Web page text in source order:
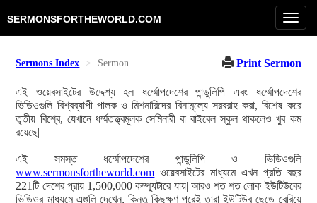
SERMONSFORTHEWORLD.COM
Sermons Index Sermon Print Sermon
এই ওয়েবসাইটের উদ্দেশ্য হল ধর্ম্মোপদেশের পান্ডুলিপি এবং ধর্ম্মোপদেশের
ভিডিওগুলি বিশ্বব্যাপী পালক ও মিশনারিদের বিনামূল্যে সরবরাহ করা, বিশেষ করে
তৃতীয় বিশ্বে, যেখানে ধর্ম্মতত্ত্বমূলক সেমিনারী বা বাইবেল স্কুল থাকলেও খুব কম
রয়েছে|
এই সমস্ত ধর্ম্মোপদেশের পান্ডুলিপি ও ভিডিওগুলি
www.sermonsfortheworld.com ওয়েবসাইটের মাধ্যমে এখন প্রতি বছর
221টি দেশের প্রায় 1,500,000 কম্প্যুটারে যায়| আরও শত শত লোক ইউটিউবের
ভিডিওর মাধ্যমে এগুলি দেখেন, কিন্তু কিছুক্ষণ পরেই তারা ইউটিউব ছেড়ে বেরিয়ে